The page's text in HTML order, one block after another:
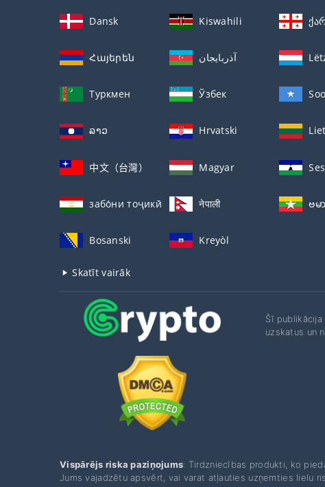
Dansk Kiswahili
Հայերեն آذربايجان
Туркмен Ўзбек
ລາວ Hrvatski
中文（台灣） Magyar
забо́ни тоҷикӣ́ नेपाली ဗမ
Bosanski Kreyòl
Skatīt vairāk
Šī
uzskatus un
Vispārējs riska paziņojums: Tirdzniecības produkti, ko
Jums vajadzētu apsvērt, vai varat atļauties uzņemties lielu